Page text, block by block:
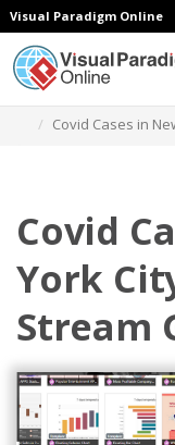
Visual Paradigm Online
Covid Cases in
Covid
York
Stream